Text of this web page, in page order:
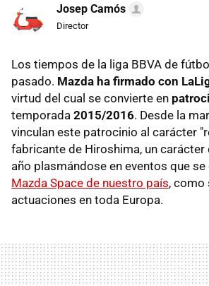
Josep Camós
Director
Los tiempos de la liga BBVA de
pasado. Mazda ha firmado con
virtud del cual se convierte en
temporada 2015/2016. Desde la
vinculan este patrocinio al carácter
fabricante de Hiroshima, un carácter
año plasmándose en eventos que se
Mazda Space de nuestro país, como
actuaciones en toda Europa.